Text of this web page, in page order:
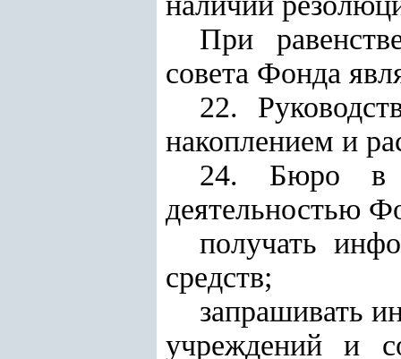
При
совета Фонда
22.
накоплением и
24. Бюро в
деятельностью
получать
средств;
запрашивать
учреждений и